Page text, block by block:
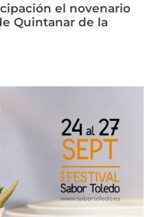
el novenario
Quintanar de la